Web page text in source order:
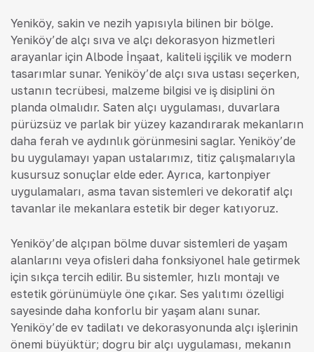
Yeniköy, sakin ve nezih yapısıyla bilinen bir bölge.
Yeniköy’de alçı sıva ve alçı dekorasyon hizmetleri
arayanlar için Albode İnşaat, kaliteli işçilik ve modern
tasarımlar sunar. Yeniköy’de alçı sıva ustası seçerken,
ustanın tecrübesi, malzeme bilgisi ve iş disiplini ön
planda olmalıdır. Saten alçı uygulaması, duvarlara
pürüzsüz ve parlak bir yüzey kazandırarak mekanların
daha ferah ve aydınlık görünmesini sağlar. Yeniköy’de
bu uygulamayı yapan ustalarımız, titiz çalışmalarıyla
kusursuz sonuçlar elde eder. Ayrıca, kartonpiyer
uygulamaları, asma tavan sistemleri ve dekoratif alçı
tavanlar ile mekanlara estetik bir değer katıyoruz.
Yeniköy’de alçıpan bölme duvar sistemleri de yaşam
alanlarını veya ofisleri daha fonksiyonel hale getirmek
için sıkça tercih edilir. Bu sistemler, hızlı montajı ve
estetik görünümüyle öne çıkar. Ses yalıtımı özelliği
sayesinde daha konforlu bir yaşam alanı sunar.
Yeniköy’de ev tadilatı ve dekorasyonunda alçı işlerinin
önemi büyüktür; doğru bir alçı uygulaması, mekanın